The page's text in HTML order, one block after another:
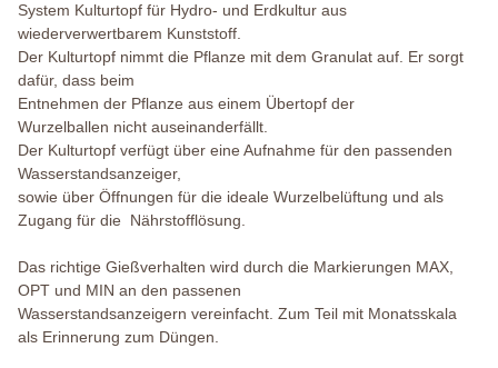
System Kulturtopf für Hydro- und Erdkultur aus
wiederverwertbarem Kunststoff.
Der Kulturtopf nimmt die Pflanze mit dem Granulat auf. Er sorgt
dafür, dass beim
Entnehmen der Pflanze aus einem Übertopf der
Wurzelballen nicht auseinanderfällt.
Der Kulturtopf verfügt über eine Aufnahme für den passenden
Wasserstandsanzeiger,
sowie über Öffnungen für die ideale Wurzelbelüftung und als
Zugang für die Nährstofflösung.
Das richtige Gießverhalten wird durch die Markierungen MAX,
OPT und MIN an den passenen
Wasserstandsanzeigern vereinfacht. Zum Teil mit Monatsskala
als Erinnerung zum Düngen.